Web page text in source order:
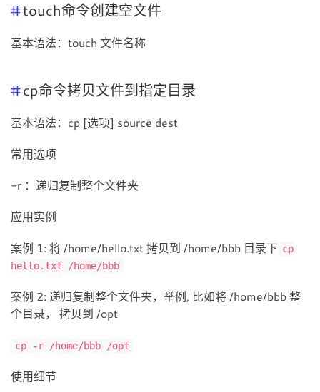
touch命令创建空文件
基本语法：touch 文件名称
cp命令拷贝文件到指定目录
基本语法：cp [选项] source dest
常用选项
-r ：递归复制整个文件夹
应用实例
案例 1: 将 /home/hello.txt 拷贝到 /home/bbb 目录下 cp
hello.txt /home/bbb
案例 2: 递归复制整个文件夹，举例, 比如将 /home/bbb 整
个目录， 拷贝到 /opt
cp -r /home/bbb /opt
使用细节